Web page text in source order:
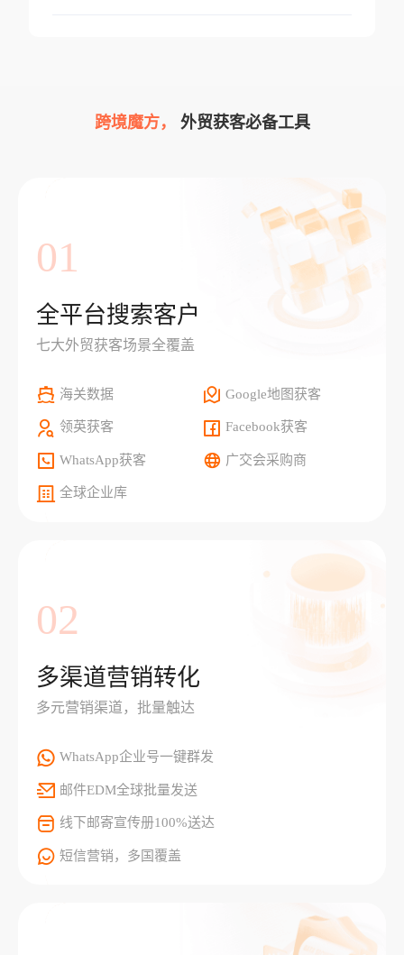
跨境魔方， 外贸获客必备工具
01
全平台搜索客户
七大外贸获客场景全覆盖
海关数据 Google地图获客
领英获客 Facebook获客
WhatsApp获客 广交会采购商
全球企业库
02
多渠道营销转化
多元营销渠道，批量触达
WhatsApp企业号一键群发
邮件EDM全球批量发送
线下邮寄宣传册100%送达
短信营销，多国覆盖